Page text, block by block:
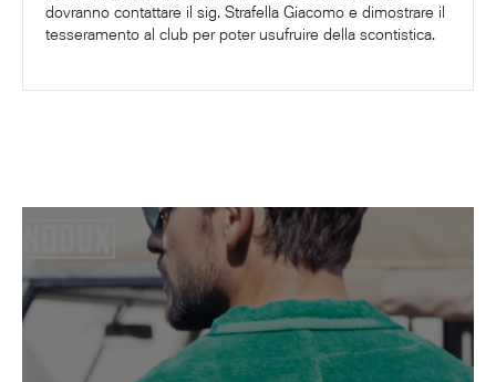
dovranno contattare il sig. Strafella Giacomo e dimostrare il
tesseramento al club per poter usufruire della scontistica.